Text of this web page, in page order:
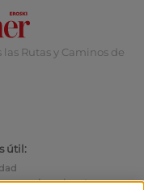
Rutas y Caminos de
útil:
para el caminante